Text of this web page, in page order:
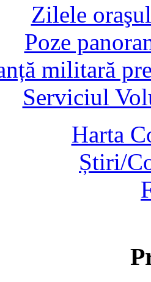
Zilele
Poze
militară
Serviciul
Harta
Știri/